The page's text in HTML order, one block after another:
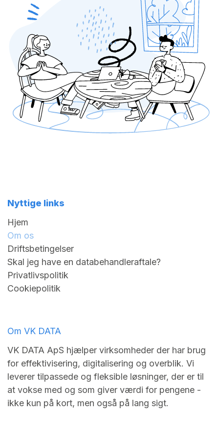
Nyttige links
Hjem
Om os
Driftsbetingelser
Skal jeg have en databehandleraftale?
Privatlivspolitik
Cookiepolitik
Om VK DATA
VK DATA ApS hjælper virksomheder der har brug
for effektivisering, digitalisering og overblik. Vi
leverer tilpassede og fleksible løsninger, der er til
at vokse med og som giver værdi for pengene -
ikke kun på kort, men også på lang sigt.